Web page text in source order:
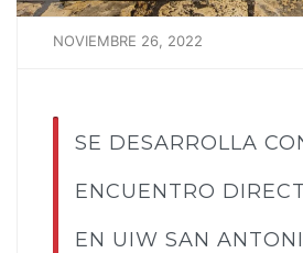
NOVIEMBRE 26, 2022
SE DESARROLLA
ENCUENTRO
EN UIW SAN